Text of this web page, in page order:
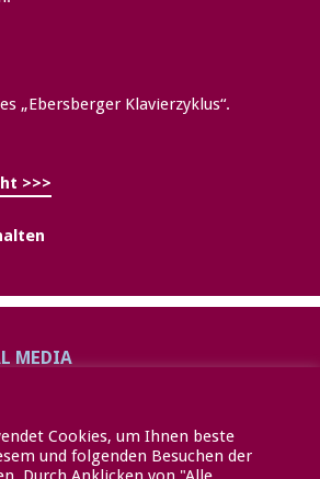
„Ebersberger Klavierzyklus“.
>>>
MEDIA
Cookies, um Ihnen beste
und folgenden Besuchen der